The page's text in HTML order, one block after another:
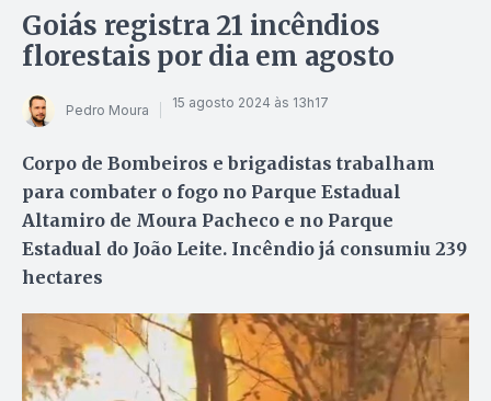
Goiás registra 21 incêndios
florestais por dia em agosto
Pedro Moura 15 agosto 2024 às 13h17
Corpo de Bombeiros e brigadistas trabalham
para combater o fogo no Parque Estadual
Altamiro de Moura Pacheco e no Parque
Estadual do João Leite. Incêndio já consumiu 239
hectares